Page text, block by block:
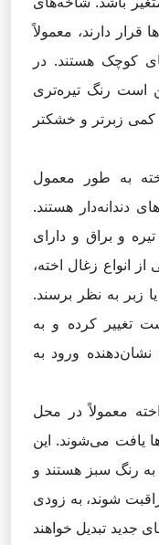
قرار دارند، معمولاً
کوچک هستند. در
است رنگ تیره‌تری
زبرتر و خشکتر
به طور معمول
دندانه‌دار هستند.
و براق و دارای
انواع زغال اخته،
به نظر برسند.
تغییر کرده و به
ورود به
معمولاً در محل
یافت می‌شوند. این
رنگ سبز هستند و
شوند، به زودی
جدید تبدیل خواهند